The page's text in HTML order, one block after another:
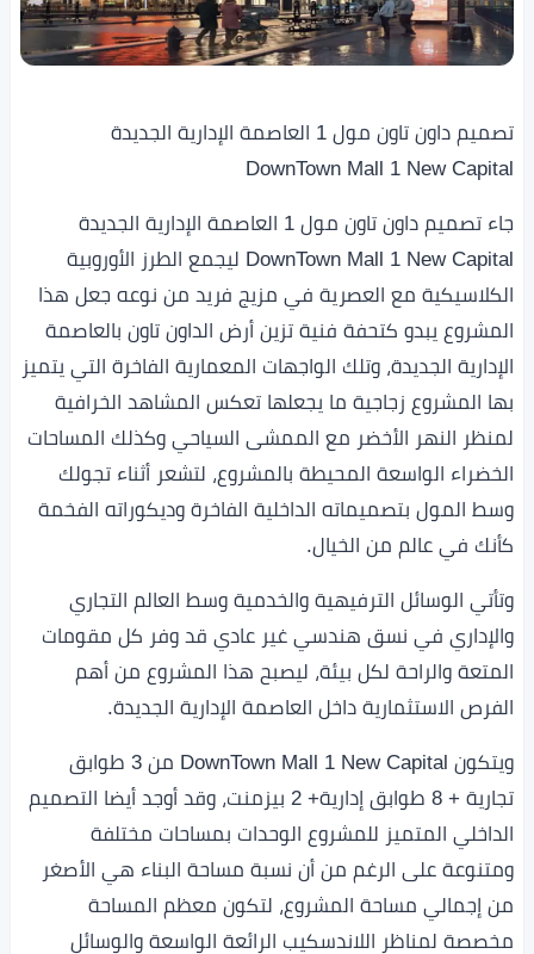
تصميم داون تاون مول 1 العاصمة الإدارية الجديدة
DownTown Mall 1 New Capital
جاء تصميم داون تاون مول 1 العاصمة الإدارية الجديدة
DownTown Mall 1 New Capital ليجمع الطرز الأوروبية
الكلاسيكية مع العصرية في مزيج فريد من نوعه جعل هذا
المشروع يبدو كتحفة فنية تزين أرض الداون تاون بالعاصمة
الإدارية الجديدة، وتلك الواجهات المعمارية الفاخرة التي يتميز
بها المشروع زجاجية ما يجعلها تعكس المشاهد الخرافية
لمنظر النهر الأخضر مع الممشى السياحي وكذلك المساحات
الخضراء الواسعة المحيطة بالمشروع، لتشعر أثناء تجولك
وسط المول بتصميماته الداخلية الفاخرة وديكوراته الفخمة
كأنك في عالم من الخيال.
وتأتي الوسائل الترفيهية والخدمية وسط العالم التجاري
والإداري في نسق هندسي غير عادي قد وفر كل مقومات
المتعة والراحة لكل بيئة، ليصبح هذا المشروع من أهم
الفرص الاستثمارية داخل العاصمة الإدارية الجديدة.
ويتكون DownTown Mall 1 New Capital من 3 طوابق
تجارية + 8 طوابق إدارية+ 2 بيزمنت، وقد أوجد أيضا التصميم
الداخلي المتميز للمشروع الوحدات بمساحات مختلفة
ومتنوعة على الرغم من أن نسبة مساحة البناء هي الأصغر
من إجمالي مساحة المشروع، لتكون معظم المساحة
مخصصة لمناظر اللاندسكيب الرائعة الواسعة والوسائل